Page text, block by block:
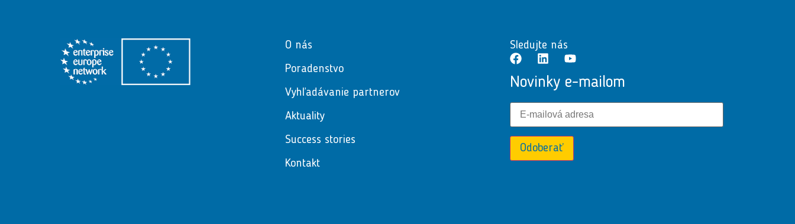
O nás
Poradenstvo
Vyhľadávanie partnerov
Aktuality
Success stories
Kontakt
Sledujte nás
Novinky e-mailom
Odoberať